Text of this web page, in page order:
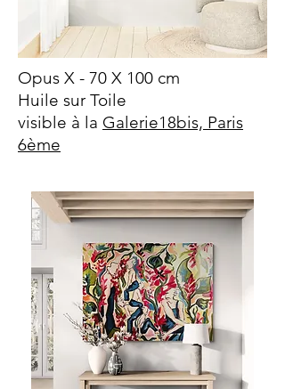
Opus X - 70 X 100 cm
Huile sur Toile
visible à la Galerie18bis, Paris
6ème